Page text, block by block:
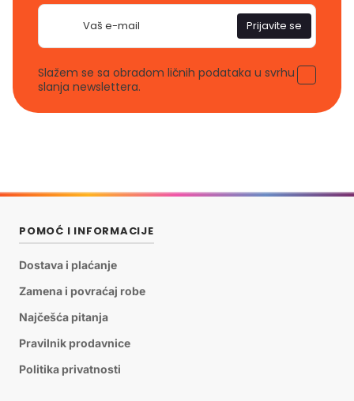
Prijavite se
Slažem se sa obradom ličnih podataka u svrhu
slanja newslettera.
POMOĆ I INFORMACIJE
Dostava i plaćanje
Zamena i povraćaj robe
Najčešća pitanja
Pravilnik prodavnice
Politika privatnosti